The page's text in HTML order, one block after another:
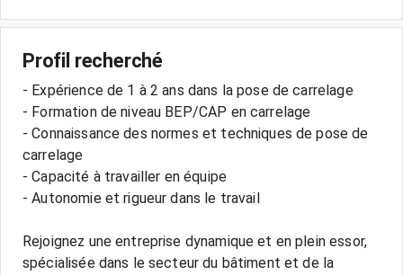
Profil recherché
- Expérience de 1 à 2 ans dans la pose de carrelage
- Formation de niveau BEP/CAP en carrelage
- Connaissance des normes et techniques de pose de
carrelage
- Capacité à travailler en équipe
- Autonomie et rigueur dans le travail
Rejoignez une entreprise dynamique et en plein essor,
spécialisée dans le secteur du bâtiment et de la